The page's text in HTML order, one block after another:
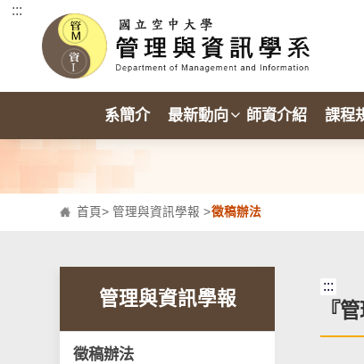
跳到主要內容區塊
:::
系簡介 最新動向 師資介紹 課程
首頁>管理與資訊學報 >徵稿辦法
管理與資訊學報
徵稿辦法
:::
『